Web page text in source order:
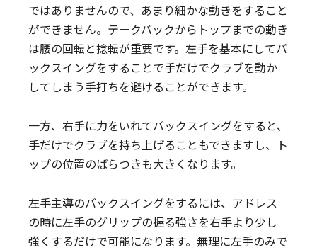
ではありませんので、あまり細かな動きをすること
ができません。テークバックからトップまでの動き
は腰の回転と捻転が重要です。左手を基本にしてバ
ックスイングをすることで手だけでクラブを動か
してしまう手打ちを避けることができます。
一方、右手に力をいれてバックスイングをすると、
手だけでクラブを持ち上げることもできますし、ト
ップの位置のばらつきも大きくなります。
左手主導のバックスイングをするには、アドレス
の時に左手のグリップの握る強さを右手より少し
強くするだけで可能になります。無理に左手のみで